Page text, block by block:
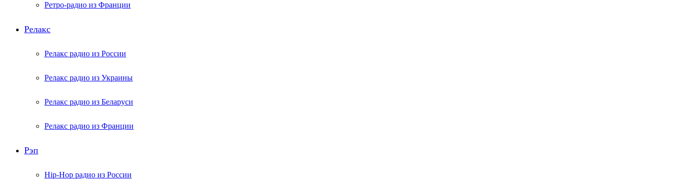
Ретро-радио из Франции
Релакс
Релакс радио из России
Релакс радио из Украины
Релакс радио из Беларуси
Релакс радио из Франции
Рэп
Hip-Hop радио из России